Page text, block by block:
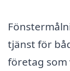
tjänst för
företag